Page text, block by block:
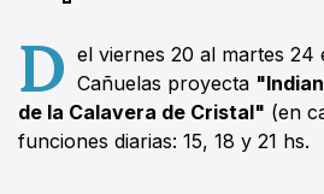
D el viernes 20 al martes 24
Cañuelas proyecta
de la Calavera de Cristal" (en
funciones diarias: 15, 18 y 21 hs.